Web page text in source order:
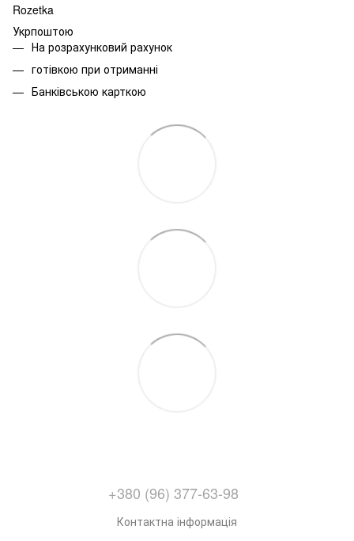
Rozetka
Укрпоштою
На розрахунковий рахунок
готівкою при отриманні
Банківською карткою
+380 (96) 377-63-98
Контактна інформація